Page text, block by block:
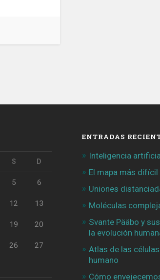
S D
5 6
12 13
19 20
26 27
ENTRADAS
Inteligencia
El mapa más
Uniones
Moléculas
Svante Pääbo y
la evolución
Atlas de las
humano
Cómo